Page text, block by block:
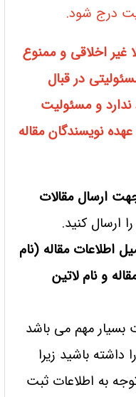
غیر اخلاقی و ممنوع
در قبال
و مسئولیت
نویسندگان مقاله
ارسال مقالات
ارسال کنید.
اطلاعات مقاله (نام
و ناملاتین
مهم می باشد
داشته باشید زیرا
به اطلاعات ثبت